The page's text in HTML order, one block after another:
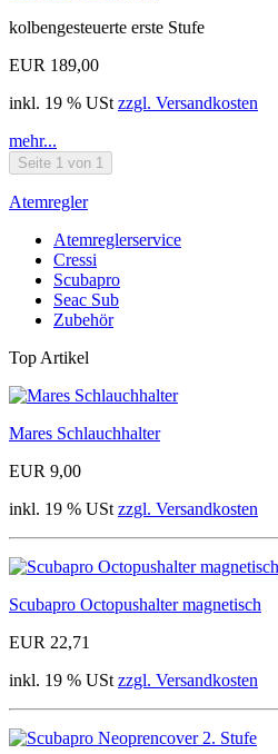
kolbengesteuerte erste Stufe
EUR 189,00
inkl. 19 % USt zzgl. Versandkosten
mehr...
Seite 1 von 1
Atemregler
Atemreglerservice
Cressi
Scubapro
Seac Sub
Zubehör
Top Artikel
Mares Schlauchhalter
EUR 9,00
inkl. 19 % USt zzgl. Versandkosten
Scubapro Octopushalter magnetisch
EUR 22,71
inkl. 19 % USt zzgl. Versandkosten